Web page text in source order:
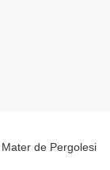
de Pergolesi